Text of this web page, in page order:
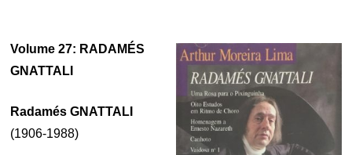
Volume 27: RADAMÉS
GNATTALI
Radamés GNATTALI
(1906-1988)